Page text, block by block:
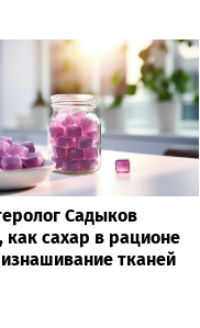
АПК
Садыков
как сахар в рационе
тканей